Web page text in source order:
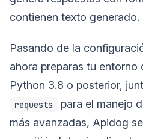
contienen texto generado.
Pasando de la
ahora preparas tu entorno
Python 3.8 o posterior,
requests
para el manejo
más avanzadas, Apidog